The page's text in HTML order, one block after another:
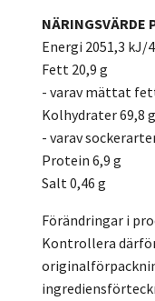
NÄRINGSVÄRDE
Energi 2051,3 kJ/
Fett 20,9 g
- varav mättat
Kolhydrater 69,8 g
- varav
Protein 6,9 g
Salt 0,46 g
Förändringar i
Kontrollera